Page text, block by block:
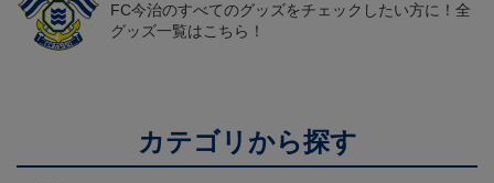
FC今治のすべてのグッズをチェックしたい方に！全
グッズ一覧はこちら！
カテゴリから探す